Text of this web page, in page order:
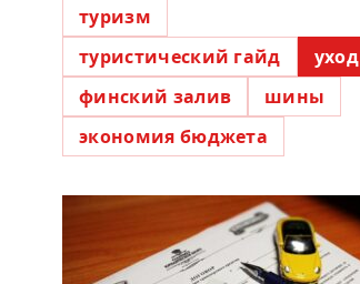
туризм
туристический гайд
уход
финский залив
шины
экономия бюджета